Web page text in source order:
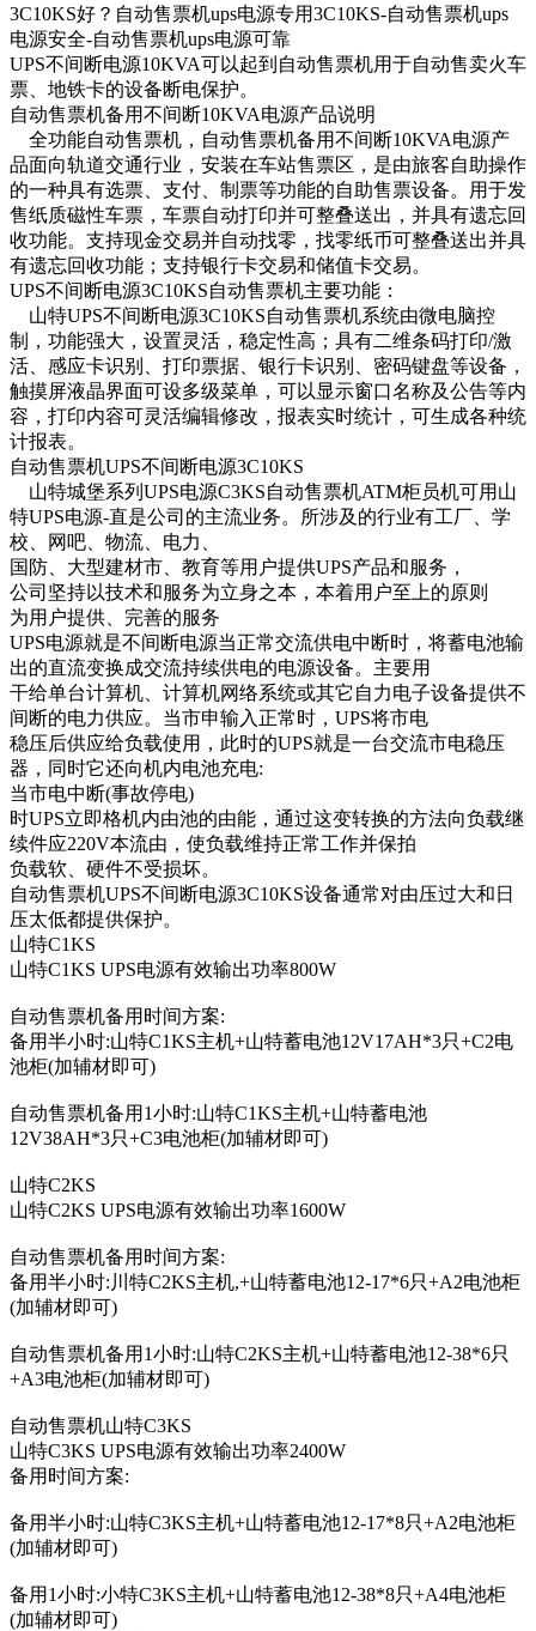
3C10KS好？自动售票机ups电源专用3C10KS-自动售票机ups
电源安全-自动售票机ups电源可靠
UPS不间断电源10KVA可以起到自动售票机用于自动售卖火车
票、地铁卡的设备断电保护。
自动售票机备用不间断10KVA电源产品说明
全功能自动售票机，自动售票机备用不间断10KVA电源产
品面向轨道交通行业，安装在车站售票区，是由旅客自助操作
的一种具有选票、支付、制票等功能的自助售票设备。用于发
售纸质磁性车票，车票自动打印并可整叠送出，并具有遗忘回
收功能。支持现金交易并自动找零，找零纸币可整叠送出并具
有遗忘回收功能；支持银行卡交易和储值卡交易。
UPS不间断电源3C10KS自动售票机主要功能：
山特UPS不间断电源3C10KS自动售票机系统由微电脑控
制，功能强大，设置灵活，稳定性高；具有二维条码打印/激
活、感应卡识别、打印票据、银行卡识别、密码键盘等设备，
触摸屏液晶界面可设多级菜单，可以显示窗口名称及公告等内
容，打印内容可灵活编辑修改，报表实时统计，可生成各种统
计报表。
自动售票机UPS不间断电源3C10KS
山特城堡系列UPS电源C3KS自动售票机ATM柜员机可用山
特UPS电源-直是公司的主流业务。所涉及的行业有工厂、学
校、网吧、物流、电力、
国防、大型建材市、教育等用户提供UPS产品和服务，
公司坚持以技术和服务为立身之本，本着用户至上的原则
为用户提供、完善的服务
UPS电源就是不间断电源当正常交流供电中断时，将蓄电池输
出的直流变换成交流持续供电的电源设备。主要用
干给单台计算机、计算机网络系统或其它自力电子设备提供不
间断的电力供应。当市申输入正常时，UPS将市电
稳压后供应给负载使用，此时的UPS就是一台交流市电稳压
器，同时它还向机内电池充电:
当市电中断(事故停电)
时UPS立即格机内由池的由能，通过这变转换的方法向负载继
续件应220V本流由，使负载维持正常工作并保拍
负载软、硬件不受损坏。
自动售票机UPS不间断电源3C10KS设备通常对由压过大和日
压太低都提供保护。
山特C1KS
山特C1KS UPS电源有效输出功率800W
自动售票机备用时间方案:
备用半小时:山特C1KS主机+山特蓄电池12V17AH*3只+C2电
池柜(加辅材即可)
自动售票机备用1小时:山特C1KS主机+山特蓄电池
12V38AH*3只+C3电池柜(加辅材即可)
山特C2KS
山特C2KS UPS电源有效输出功率1600W
自动售票机备用时间方案:
备用半小时:川特C2KS主机,+山特蓄电池12-17*6只+A2电池柜
(加辅材即可)
自动售票机备用1小时:山特C2KS主机+山特蓄电池12-38*6只
+A3电池柜(加辅材即可)
自动售票机山特C3KS
山特C3KS UPS电源有效输出功率2400W
备用时间方案:
备用半小时:山特C3KS主机+山特蓄电池12-17*8只+A2电池柜
(加辅材即可)
备用1小时:小特C3KS主机+山特蓄电池12-38*8只+A4电池柜
(加辅材即可)